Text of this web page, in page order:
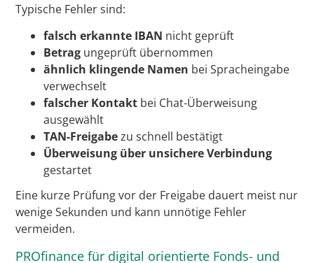
Typische Fehler sind:
falsch erkannte IBAN nicht geprüft
Betrag ungeprüft übernommen
ähnlich klingende Namen bei Spracheingabe
verwechselt
falscher Kontakt bei Chat-Überweisung
ausgewählt
TAN-Freigabezu schnell bestätigt
Überweisung über unsichere Verbindung
gestartet
Eine kurze Prüfung vor der Freigabe dauert meist nur
wenige Sekunden und kann unnötige Fehler
vermeiden.
PROfinance für digital orientierte Fonds- und